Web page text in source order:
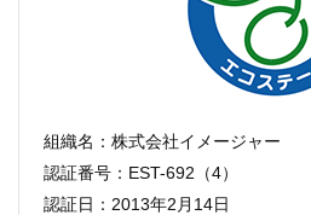
組織名：株式会社イメージャー
認証番号：EST-692（4）
認証日：2013年2月14日